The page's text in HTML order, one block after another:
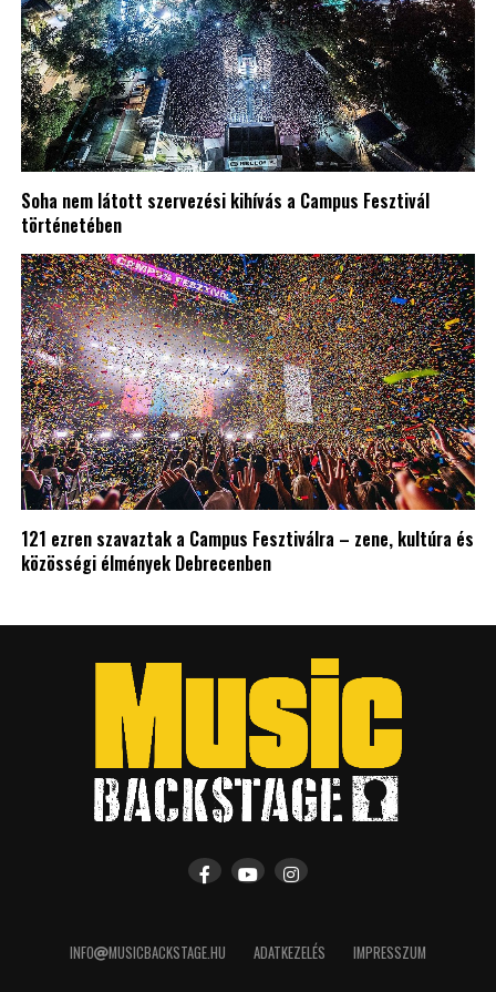
Soha nem látott szervezési kihívás a Campus Fesztivál
történetében
121 ezren szavaztak a Campus Fesztiválra – zene, kultúra és
közösségi élmények Debrecenben
INFO MUSICBACKSTAGE.HU ADATKEZELÉS IMPRESSZUM